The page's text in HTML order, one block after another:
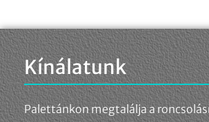
Kínálatunk
Palettánkon megtalálja a